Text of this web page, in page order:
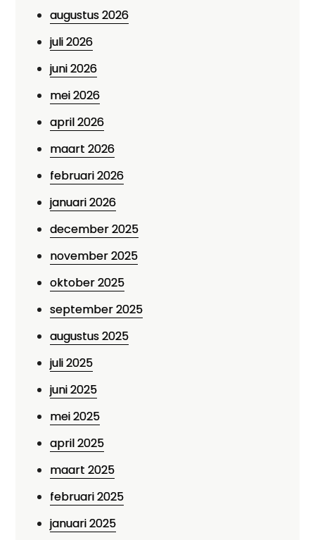
augustus 2026
juli 2026
juni 2026
mei 2026
april 2026
maart 2026
februari 2026
januari 2026
december 2025
november 2025
oktober 2025
september 2025
augustus 2025
juli 2025
juni 2025
mei 2025
april 2025
maart 2025
februari 2025
januari 2025